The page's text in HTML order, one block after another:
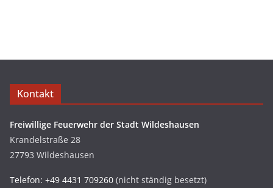
Kontakt
Freiwillige Feuerwehr der Stadt Wildeshausen
Krandelstraße 28
27793 Wildeshausen
Telefon: +49 4431 709260 (nicht ständig besetzt)